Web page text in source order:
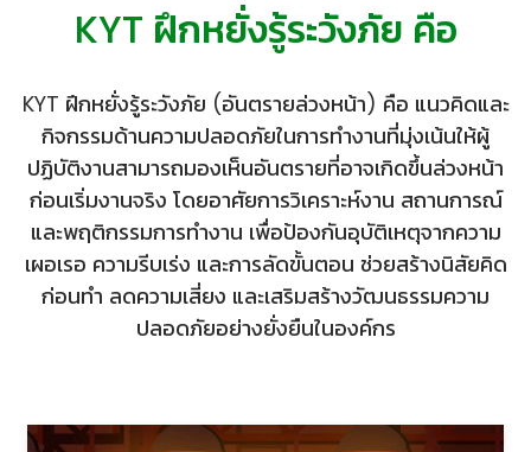
KYT ฝึกหยั่งรู้ระวังภัย คือ
KYT ฝึกหยั่งรู้ระวังภัย (อันตรายล่วงหน้า) คือ แนวคิดและ
กิจกรรมด้านความปลอดภัยในการทำงานที่มุ่งเน้นให้ผู้
ปฏิบัติงานสามารถมองเห็นอันตรายที่อาจเกิดขึ้นล่วงหน้า
ก่อนเริ่มงานจริง โดยอาศัยการวิเคราะห์งาน สถานการณ์
และพฤติกรรมการทำงาน เพื่อป้องกันอุบัติเหตุจากความ
เผอเรอ ความรีบเร่ง และการลัดขั้นตอน ช่วยสร้างนิสัยคิด
ก่อนทำ ลดความเสี่ยง และเสริมสร้างวัฒนธรรมความ
ปลอดภัยอย่างยั่งยืนในองค์กร